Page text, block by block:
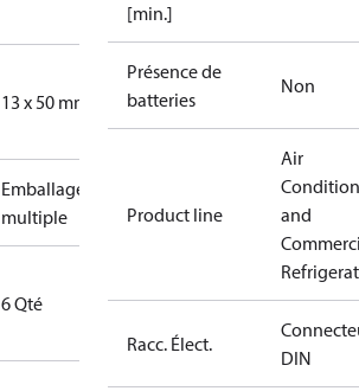
13 x 50 mm
Emballage
multiple
6 Qté
[min.]
Présence de
batteries
Non
Product line
Air
and
Racc. Élect.
DIN